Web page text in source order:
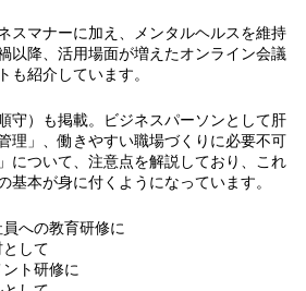
スマナーに加え、メンタルヘルスを維持
以降、活用場面が増えたオンライン会議
も紹介しています。
守）も掲載。ビジネスパーソンとして肝
理」、働きやすい職場づくりに必要不可
について、注意点を解説しており、これ
基本が身に付くようになっています。
への教育研修に
して
ト研修に